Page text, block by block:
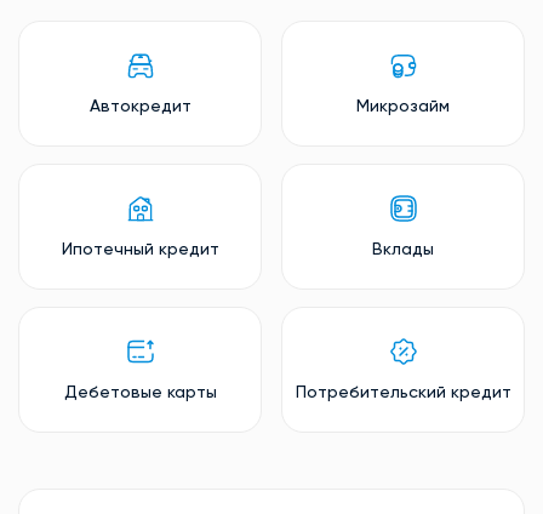
Автокредит Микрозайм
Ипотечный кредит Вклады
Дебетовые карты Потребительский кредит